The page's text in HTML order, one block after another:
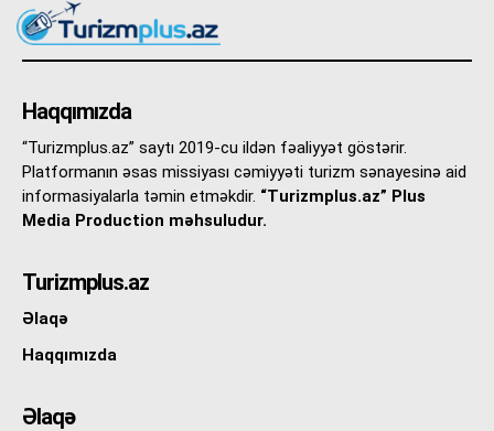
Haqqımızda
“Turizmplus.az” saytı 2019-cu ildən fəaliyyət göstərir.
Platformanın əsas missiyası cəmiyyəti turizm sənayesinə aid
informasiyalarla təmin etməkdir. “Turizmplus.az” Plus
Media Production məhsuludur.
Turizmplus.az
Əlaqə
Haqqımızda
Əlaqə